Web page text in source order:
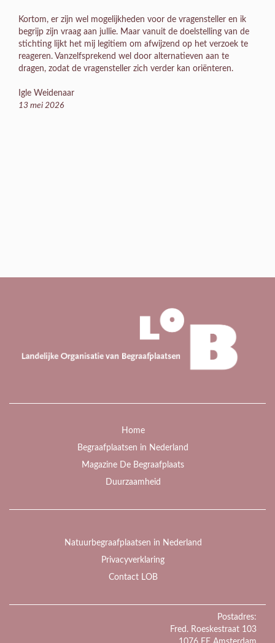
Kortom, er zijn wel mogelijkheden voor de vragensteller en ik
begrijp zijn vraag aan jullie. Maar vanuit de doelstelling van de
stichting lijkt het mij legitiem om afwijzend op het verzoek te
reageren. Vanzelfsprekend wel door alternatieven aan te
dragen, zodat de vragensteller zich verder kan oriënteren.
Igle Weidenaar
13 mei 2026
Home
Begraafplaatsen in Nederland
Magazine De Begraafplaats
Duurzaamheid
Natuurbegraafplaatsen in Nederland
Privacyverklaring
Contact LOB
Postadres:
Fred. Roeskestraat 103